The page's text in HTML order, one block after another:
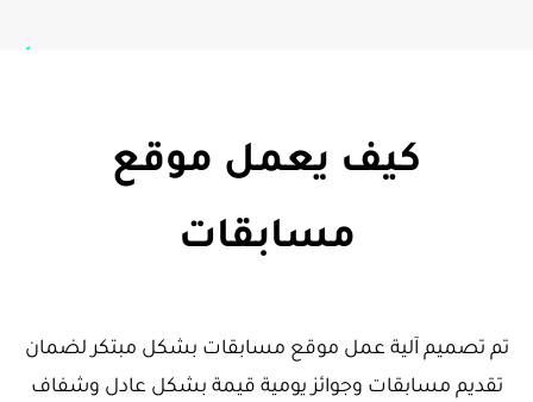
كيف يعمل موقع
مسابقات
تم تصميم آلية عمل موقع مسابقات بشكل مبتكر لضمان
تقديم مسابقات وجوائز يومية قيمة بشكل عادل وشفاف